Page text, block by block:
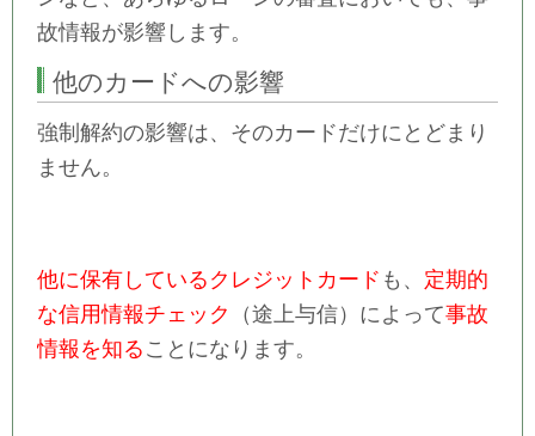
故情報が影響します。
他のカードへの影響
強制解約の影響は、そのカードだけにとどまり
ません。
他に保有しているクレジットカード も、 定期的
な信用情報チェック
（途上与信）によって事故
情報を知ることになります。